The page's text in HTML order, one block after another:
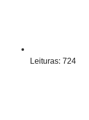
Leituras: 724